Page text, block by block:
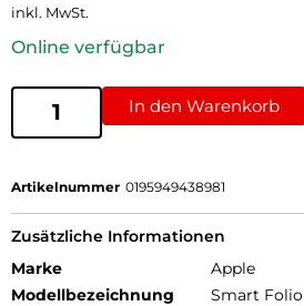
inkl. MwSt.
Online verfügbar
In den Warenkorb
Artikelnummer 0195949438981
Zusätzliche Informationen
Marke
Apple
Modellbezeichnung
Smart Folio